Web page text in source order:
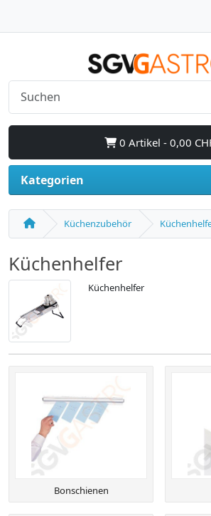
0 Artikel - 0,00
Kategorien
Küchenzubehör
Küchenhelfer
Küchenhelfer
Bonschienen